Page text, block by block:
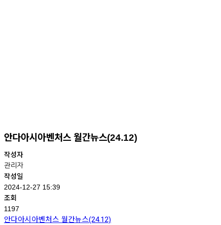
안다아시아벤처스 월간뉴스(24.12)
작성자
관리자
작성일
2024-12-27 15:39
조회
1197
안다아시아벤처스 월간뉴스(24.12)